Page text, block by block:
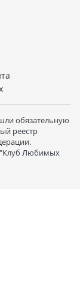
обязательную
реестр
"Клуб Любимых